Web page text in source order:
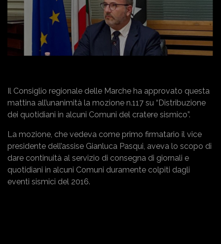
Il Consiglio regionale delle Marche ha approvato questa
mattina all’unanimità la mozione n.117 su “Distribuzione
dei quotidiani in alcuni Comuni del cratere sismico”.
La mozione, che vedeva come primo firmatario il vice
presidente dell’assise Gianluca Pasqui, aveva lo scopo di
dare continuità al servizio di consegna di giornali e
quotidiani in alcuni Comuni duramente colpiti dagli
eventi sismici del 2016.